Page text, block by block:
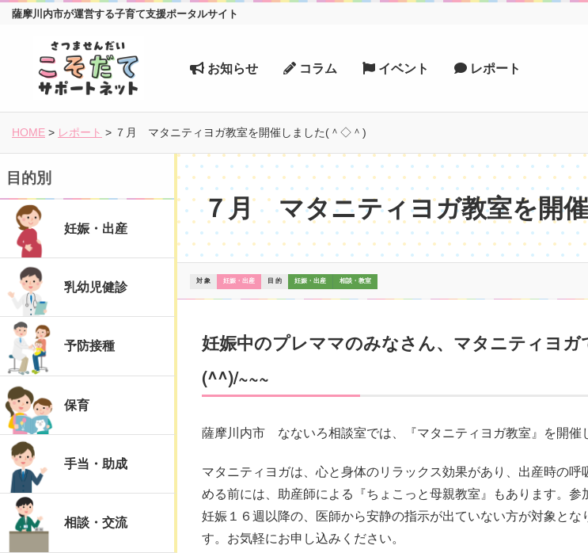
薩摩川内市が運営する子育て支援ポータルサイト
お知らせ コラム イベント
レポート
HOME > レポート > ７月 マタニティヨガ教室を開催しました(＾◇＾)
７月 マタニティヨガ教室を開
対 象 妊娠・出産 目 的 妊娠・出産 相談・教室
妊娠中のプレママのみなさん、マタニティヨ
(^^)/~~~
薩摩川内市 なないろ相談室では、『マタニティヨガ教室』を開催
マタニティヨガは、心と身体のリラックス効果があり、出産時の
める前には、助産師による『ちょこっと母親教室』もあります。参
妊娠１６週以降の、医師から安静の指示が出ていない方が対象と
す。お気軽にお申し込みください。
目的別
妊娠・出産
乳幼児健診
予防接種
保育
手当・助成
相談・交流